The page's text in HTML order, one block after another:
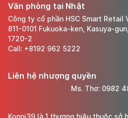
Văn phòng tại Nhật
Công ty cổ phần HSC Smart Retail
811-0101 Fukuoka-ken, Kasuya-
1720-2
Call: +8192 962 5222
Liên hệ nhượng quyền
Ms. Thơ: 0982
Konni39 là 1 thương hiệu thuộc sở